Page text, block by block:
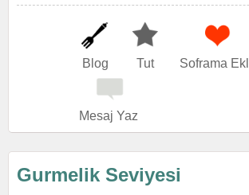
Blog Tut Soframa
Mesaj Yaz
Gurmelik Seviyesi